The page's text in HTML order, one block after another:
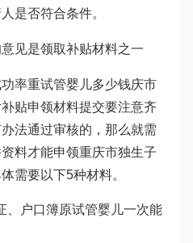
是否符合条件。
见是领取补贴材料之一
率重试管婴儿多少钱庆市
贴申领材料提交要注意齐
法通过审核的，那么就需
资料才能申领重庆市独生子
需要以下5种材料。
、户口簿原试管婴儿一次能